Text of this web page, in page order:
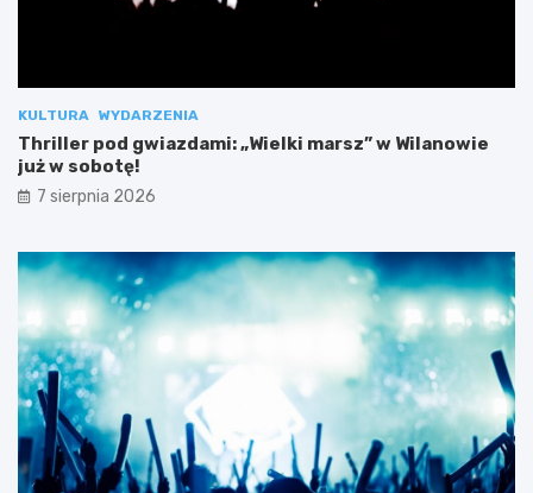
KULTURA WYDARZENIA
Thriller pod gwiazdami: „Wielki marsz” w Wilanowie
już w sobotę!
7 sierpnia 2026